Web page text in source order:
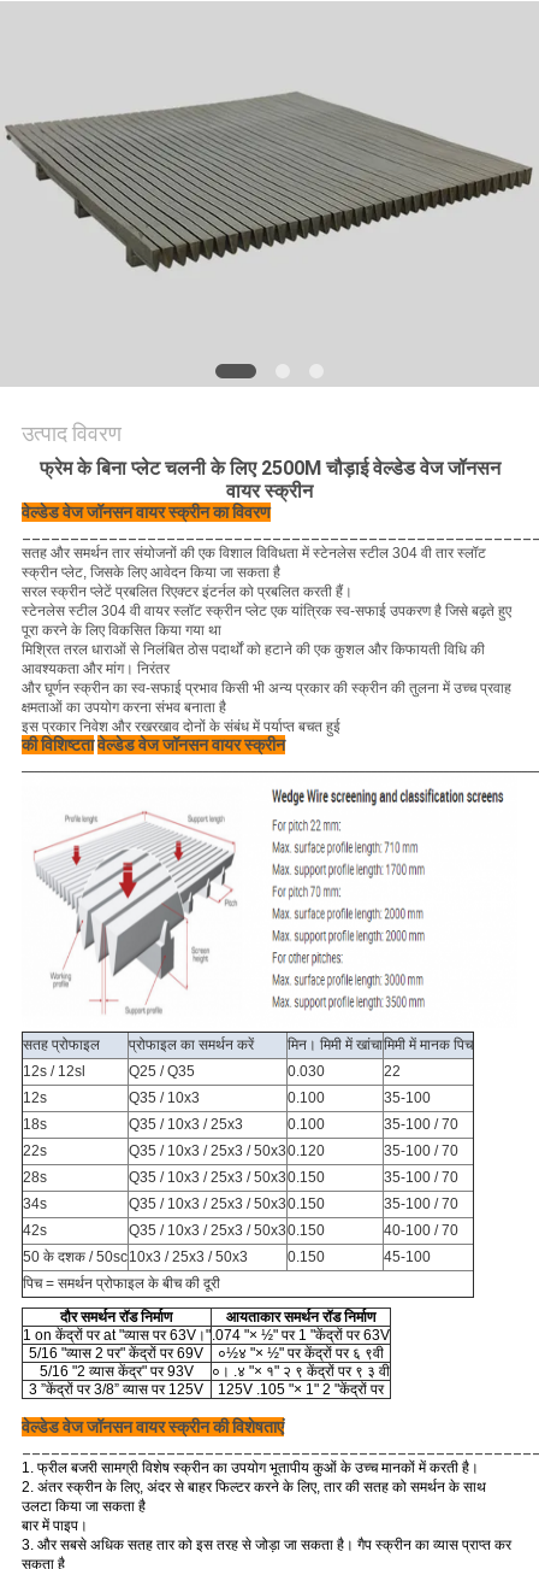
साइटमैप
PRIVACY
उत्पाद विवरण
फ्रेम के बिना प्लेट चलनी के लिए 2500M चौड़ाई वेल्डेड वेज जॉनसन
वायर स्क्रीन
वेल्डेड वेज जॉनसन वायर स्क्रीन का विवरण
सतह और समर्थन तार संयोजनों की एक विशाल विविधता में स्टेनलेस स्टील 304 वी तार स्लॉट
स्क्रीन प्लेट, जिसके लिए आवेदन किया जा सकता है
सरल स्क्रीन प्लेटें प्रबलित रिएक्टर इंटर्नल को प्रबलित करती हैं।
स्टेनलेस स्टील 304 वी वायर स्लॉट स्क्रीन प्लेट एक यांत्रिक स्व-सफाई उपकरण है जिसे बढ़ते हुए
पूरा करने के लिए विकसित किया गया था
मिश्रित तरल धाराओं से निलंबित ठोस पदार्थों को हटाने की एक कुशल और किफायती विधि की
आवश्यकता और मांग। निरंतर
और घूर्णन स्क्रीन का स्व-सफाई प्रभाव किसी भी अन्य प्रकार की स्क्रीन की तुलना में उच्च प्रवाह
क्षमताओं का उपयोग करना संभव बनाता है
इस प्रकार निवेश और रखरखाव दोनों के संबंध में पर्याप्त बचत हुई
की विशिष्टतावेल्डेड वेज जॉनसन वायर स्क्रीन
सतह प्रोफाइल प्रोफाइल का समर्थन करें मिन। मिमी में खांचामिमी में मानक पिच
12s / 12sl
Q25 / Q35 0.030
22
12s
Q35 / 10x3 0.100
35-100
18s
Q35 / 10x3 / 25x3 0.100
35-100 / 70
22s
Q35 / 10x3 / 25x3 / 50x30.120
35-100 / 70
28s
Q35 / 10x3 / 25x3 / 50x30.150
35-100 / 70
34s
Q35 / 10x3 / 25x3 / 50x30.150
35-100 / 70
42s
Q35 / 10x3 / 25x3 / 50x30.150
40-100 / 70
50 के दशक / 50sc10x3 / 25x3 / 50x3 0.150
45-100
पिच = समर्थन प्रोफाइल के बीच की दूरी
दौर समर्थन रॉड निर्माण
आयताकार समर्थन रॉड निर्माण
1 on केंद्रों पर at "व्यास पर 63V।".074 "× ½" पर 1 "केंद्रों पर 63V
5/16 "व्यास 2 पर" केंद्रों पर 69V
०½४ "× ½" पर केंद्रों पर ६ ९वी
5/16 "2 व्यास केंद्र" पर 93V
०। .४ "× १" २ ९ केंद्रों पर ९ ३ वी
3 ”केंद्रों पर 3/8” व्यास पर 125V
125V .105 "× 1" 2 "केंद्रों पर
वेल्डेड वेज जॉनसन वायर स्क्रीन की विशेषताएं
1. फ्रील बजरी सामग्री विशेष स्क्रीन का उपयोग भूतापीय कुओं के उच्च मानकों में करती है।
2. अंतर स्क्रीन के लिए, अंदर से बाहर फिल्टर करने के लिए, तार की सतह को समर्थन के साथ
उलटा किया जा सकता है
बार में पाइप।
3. और सबसे अधिक सतह तार को इस तरह से जोड़ा जा सकता है। गैप स्क्रीन का व्यास प्राप्त कर
सकता है